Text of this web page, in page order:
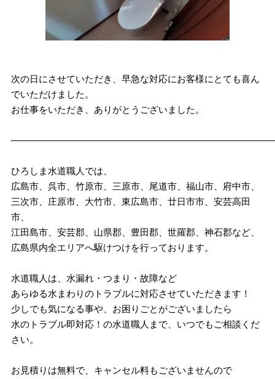
次の日にさせていただき、早急な対応にお客様にとても喜ん
でいただけました。
お仕事をいただき、ありがとうございました。
ひろしま水道職人では、
広島市、呉市、竹原市、三原市、尾道市、福山市、府中市、
三次市、庄原市、大竹市、東広島市、廿日市市、安芸高田
市、
江田島市、安芸郡、山県郡、豊田郡、世羅郡、神石郡など、
広島県内全エリアへ駆けつけを行っております。
水道職人は、水漏れ・つまり・故障など
あらゆる水まわりのトラブルに対応させていただきます！
少しでも気になる事や、お困りごとがございましたら
水のトラブル即対応！の水道職人まで、いつでもご相談くだ
さい。
お見積りは無料で、キャンセル料もございませんので